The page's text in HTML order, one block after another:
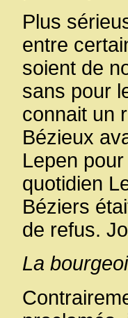
Plus
entre
soient de
sans pour
connait un
Bézieux
Lepen pour
quotidien
Béziers
de refus.
La